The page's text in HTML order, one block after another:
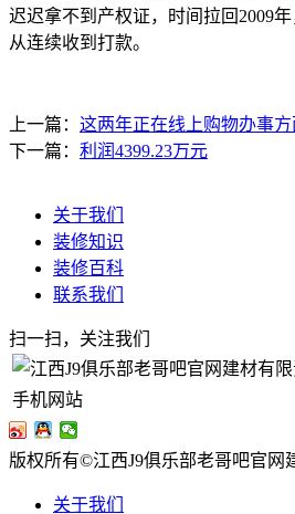
迟迟拿不到产权证，时间拉回2009
从连续收到打款。
上一篇： 这两年正在线上购物办事
下一篇： 利润4399.23万元
关于我们
装修知识
装修百科
联系我们
扫一扫，关注我们
手机网站
版权所有©江西J9俱乐部老哥吧官网
关于我们